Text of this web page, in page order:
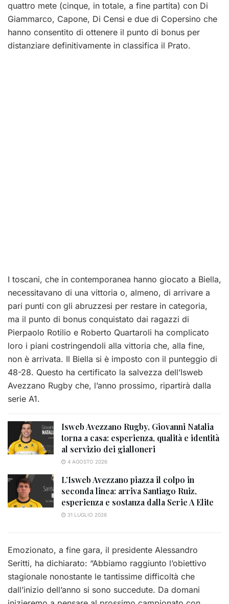
quattro mete (cinque, in totale, a fine partita) con Di
Giammarco, Capone, Di Censi e due di Copersino che
hanno consentito di ottenere il punto di bonus per
distanziare definitivamente in classifica il Prato.
I toscani, che in contemporanea hanno giocato a Biella,
necessitavano di una vittoria o, almeno, di arrivare a
pari punti con gli abruzzesi per restare in categoria,
ma il punto di bonus conquistato dai ragazzi di
Pierpaolo Rotilio e Roberto Quartaroli ha complicato
loro i piani costringendoli alla vittoria che, alla fine,
non è arrivata. Il Biella si è imposto con il punteggio di
48-28. Questo ha certificato la salvezza dell’Isweb
Avezzano Rugby che, l’anno prossimo, ripartirà dalla
serie A1.
Isweb Avezzano Rugby, Giovanni Natalia
torna a casa: esperienza, qualità e identità
al servizio dei gialloneri
4 AGOSTO 2026
L’Isweb Avezzano piazza il colpo in
seconda linea: arriva Santiago Ruiz,
esperienza e sostanza dalla Serie A Elite
31 LUGLIO 2026
Emozionato, a fine gara, il presidente Alessandro
Seritti, ha dichiarato: “Abbiamo raggiunto l’obiettivo
stagionale nonostante le tantissime difficoltà che
dall’inizio dell’anno si sono succedute. Da domani